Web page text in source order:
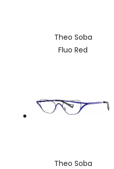
Theo Soba
Fluo Red
Theo Soba